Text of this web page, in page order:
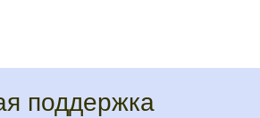
поддержка